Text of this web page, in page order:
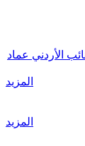
الأردني عماد
المزيد
المزيد